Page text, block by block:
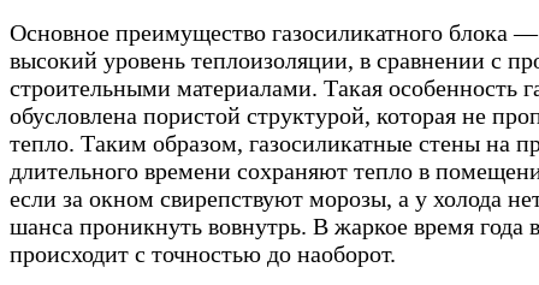
Основное преимущество газосиликатного блока
высокий уровень теплоизоляции, в сравнении с
строительными материалами. Такая особенность
обусловлена пористой структурой, которая не
тепло. Таким образом, газосиликатные стены на
длительного времени сохраняют тепло в
если за окном свирепствуют морозы, а у холода
шанса проникнуть вовнутрь. В жаркое время года
происходит с точностью до наоборот.